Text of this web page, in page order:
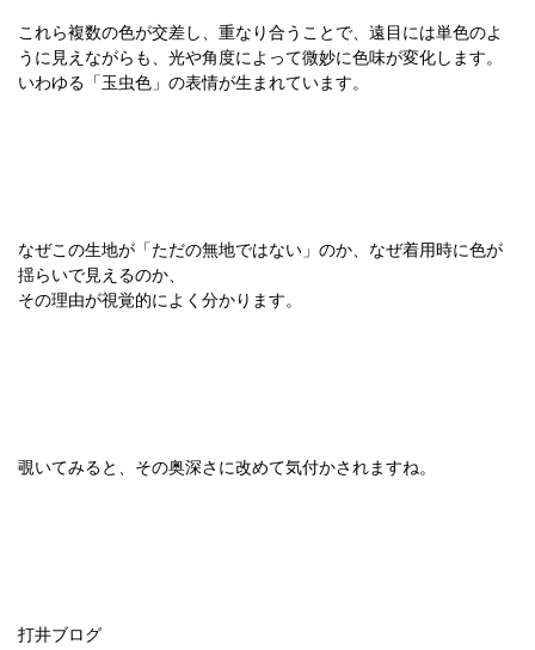
これら複数の色が交差し、重なり合うことで、遠目には単色のよ
うに見えながらも、光や角度によって微妙に色味が変化します。
いわゆる「玉虫色」の表情が生まれています。
なぜこの生地が「ただの無地ではない」のか、なぜ着用時に色が
揺らいで見えるのか、
その理由が視覚的によく分かります。
覗いてみると、その奥深さに改めて気付かされますね。
打井ブログ